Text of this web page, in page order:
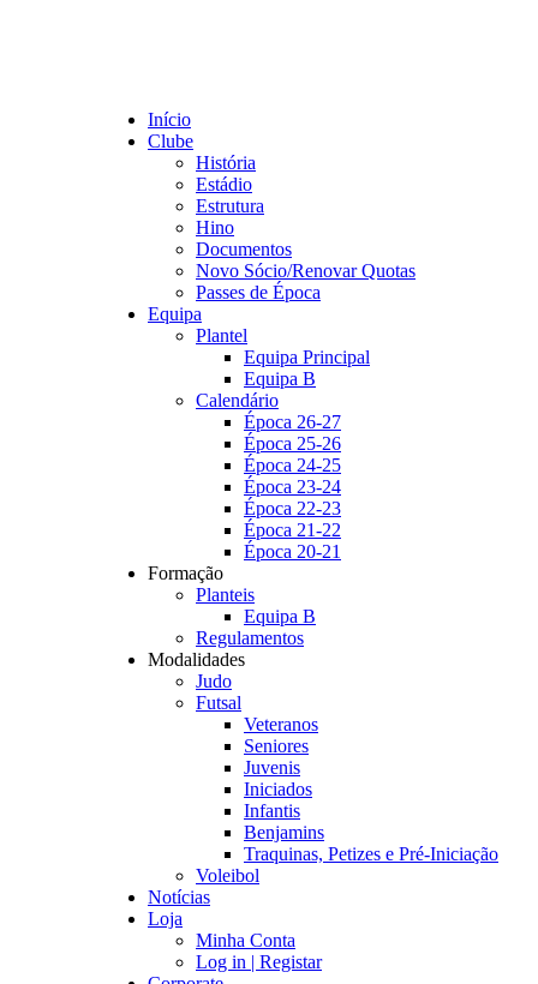
Início
Clube
História
Estádio
Estrutura
Hino
Documentos
Novo Sócio/Renovar Quotas
Passes de Época
Equipa
Plantel
Equipa Principal
Equipa B
Calendário
Época 26-27
Época 25-26
Época 24-25
Época 23-24
Época 22-23
Época 21-22
Época 20-21
Formação
Planteis
Equipa B
Regulamentos
Modalidades
Judo
Futsal
Veteranos
Seniores
Juvenis
Iniciados
Infantis
Benjamins
Traquinas, Petizes e Pré-Iniciação
Voleibol
Notícias
Loja
Minha Conta
Log in | Registar